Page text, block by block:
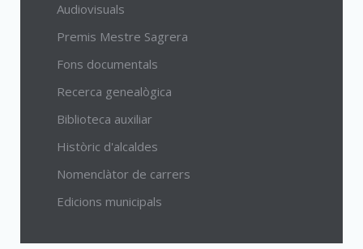
Audiovisuals
Premis Mestre Sagrera
Fons documentals
Recerca genealògica
Biblioteca auxiliar
Històric d'alcaldes
Nomenclàtor de carrers
Edicions municipals